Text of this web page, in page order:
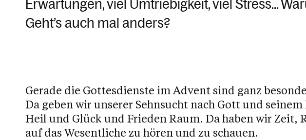
Erwartungen, viel Umtriebigkeit, viel Stress…
Geht’s auch mal anders?
Gerade die Gottesdienste im Advent sind ganz
Da geben wir unserer Sehnsucht nach Gott und
Heil und Glück und Frieden Raum. Da haben wir Zeit,
auf das Wesentliche zu hören und zu schauen.